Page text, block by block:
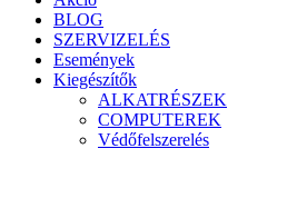
BLOG
SZERVIZELÉS
Események
Kiegészítők
ALKATRÉSZEK
COMPUTEREK
Védőfelszerelés